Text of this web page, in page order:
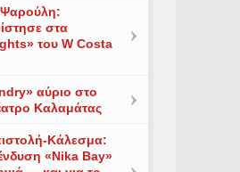
Ψαρούλη:
στα
του W Costa
αύριο στο
Καλαμάτας
Κάλεσμα:
«Nika Bay»